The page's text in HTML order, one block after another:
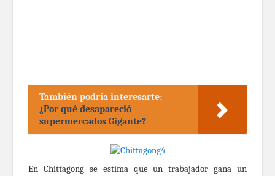
También podría interesarte:
¿Por qué desapareció
supermercados Gigante?
En Chittagong se estima que un trabajador gana un